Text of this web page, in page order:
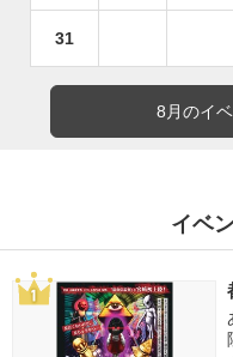
31
8月のイ
イベ